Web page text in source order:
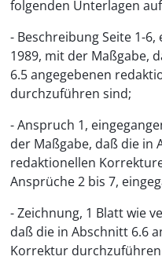
folgenden Unterlagen
- Beschreibung Seite 1-
1989, mit der Maßgabe,
6.5 angegebenen
durchzuführen sind;
- Anspruch 1,
der Maßgabe, daß die in
redaktionellen
Ansprüche 2 bis 7,
- Zeichnung, 1 Blatt wie
daß die in Abschnitt 6.6
Korrektur